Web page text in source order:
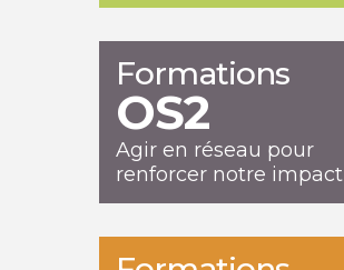
Formations
OS2
Agir en réseau pour
renforcer notre impact